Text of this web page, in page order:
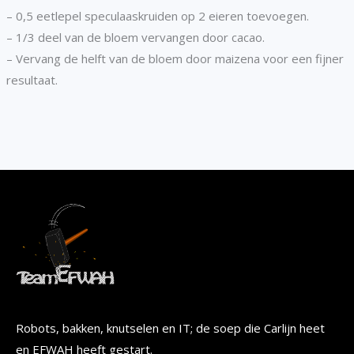
– 0,5 eetlepel speculaaskruiden op 2 eieren toevoegen.
– 1/3 deel van de bloem vervangen door cacao.
– Vervang de helft van de bloem door maizena voor een fijner
resultaat.
Robots, bakken, knutselen en IT; de soep die Carlijn heet
en EFWAH heeft gestart.